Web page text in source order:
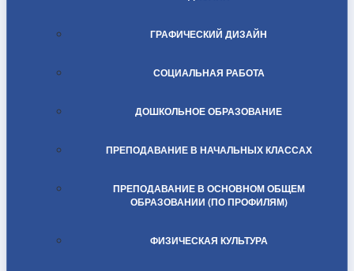
ГРАФИЧЕСКИЙ ДИЗАЙН
СОЦИАЛЬНАЯ РАБОТА
ДОШКОЛЬНОЕ ОБРАЗОВАНИЕ
ПРЕПОДАВАНИЕ В НАЧАЛЬНЫХ КЛАССАХ
ПРЕПОДАВАНИЕ В ОСНОВНОМ ОБЩЕМ
ОБРАЗОВАНИИ (ПО ПРОФИЛЯМ)
ФИЗИЧЕСКАЯ КУЛЬТУРА